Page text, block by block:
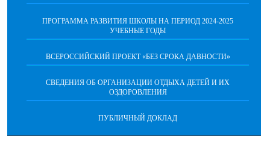
ПРОГРАММА РАЗВИТИЯ ШКОЛЫ НА ПЕРИОД 2024-2025
УЧЕБНЫЕ ГОДЫ
ВСЕРОССИЙСКИЙ ПРОЕКТ «БЕЗ СРОКА ДАВНОСТИ»
СВЕДЕНИЯ ОБ ОРГАНИЗАЦИИ ОТДЫХА ДЕТЕЙ И ИХ
ОЗДОРОВЛЕНИЯ
ПУБЛИЧНЫЙ ДОКЛАД